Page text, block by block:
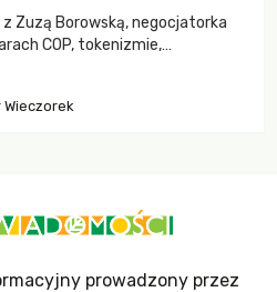
Zuzą Borowską, negocjatorka
COP, tokenizmie,
prowadzony przez